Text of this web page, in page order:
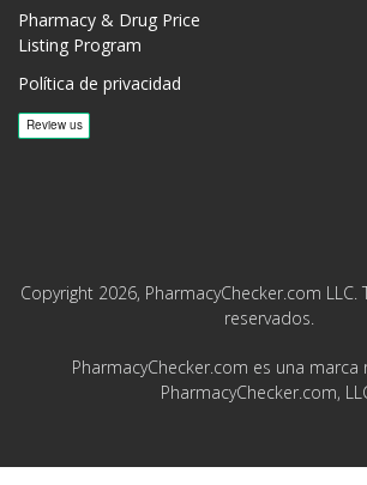
Pharmacy & Drug Price
Listing Program
Política de privacidad
Copyright 2026, PharmacyChecker.com
reservados.
PharmacyChecker.com es una marca
PharmacyChecker.com,